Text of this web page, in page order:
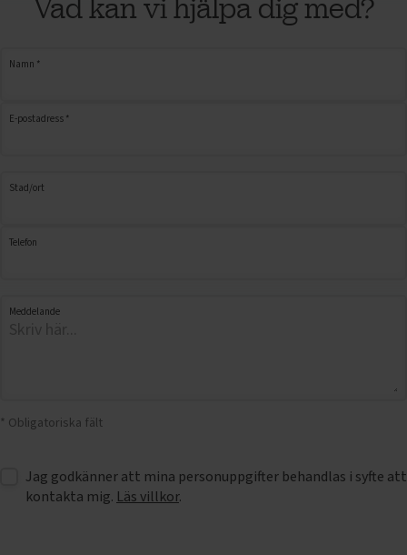
Vad kan vi hjälpa dig med?
Namn *
E-postadress *
Stad/ort
Telefon
Meddelande
* Obligatoriska fält
Jag godkänner att mina personuppgifter behandlas i syfte att
kontakta mig. Läs villkor.